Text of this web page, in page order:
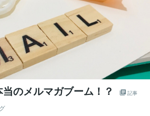
のメルマガブーム！？ 記事